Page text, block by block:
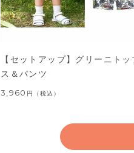
【セットアップ】グリーニトッ
ス＆パンツ
3,960 円 （税込）